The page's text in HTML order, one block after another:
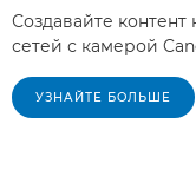
Создавайте
сетей с камерой
УЗНАЙТЕ БОЛЬШЕ